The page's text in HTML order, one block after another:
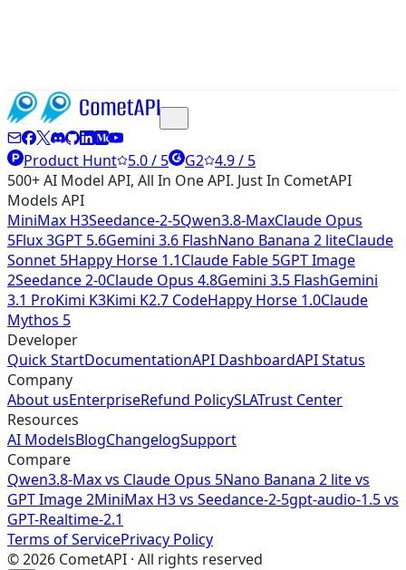
Product Hunt 5.0 / 5 G2 4.9 / 5
500+ AI Model API, All In One API. Just In CometAPI
Models API
MiniMax H3Seedance-2-5Qwen3.8-MaxClaude Opus
5Flux 3GPT 5.6Gemini 3.6 FlashNano Banana 2 liteClaude
Sonnet 5Happy Horse 1.1Claude Fable 5GPT Image
2Seedance 2-0Claude Opus 4.8Gemini 3.5 FlashGemini
3.1 ProKimi K3Kimi K2.7 CodeHappy Horse 1.0Claude
Mythos 5
Developer
Quick StartDocumentationAPI DashboardAPI Status
Company
About usEnterpriseRefund PolicySLATrust Center
Resources
AI ModelsBlogChangelogSupport
Compare
Qwen3.8-Max vs Claude Opus 5Nano Banana 2 lite vs
GPT Image 2MiniMax H3 vs Seedance-2-5gpt-audio-1.5 vs
GPT-Realtime-2.1
Terms of ServicePrivacy Policy
©2026 CometAPI · All rights reserved